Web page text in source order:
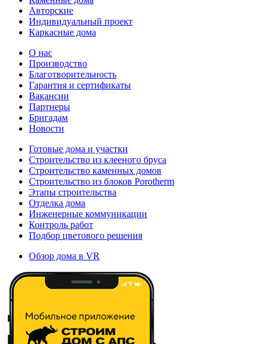
Авторские
Индивидуальный проект
Каркасные дома
О нас
Производство
Благотворительность
Гарантия и сертификаты
Вакансии
Партнеры
Бригадам
Новости
Готовые дома и участки
Строительство из клееного бруса
Строительство каменных домов
Строительство из блоков Porotherm
Этапы строительства
Отделка дома
Инженерные коммуникации
Контроль работ
Подбор цветового решения
Обзор дома в VR